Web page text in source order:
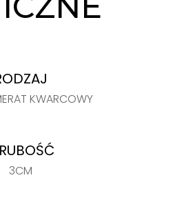
KWARCOWY
3CM